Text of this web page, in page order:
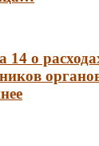
14 о